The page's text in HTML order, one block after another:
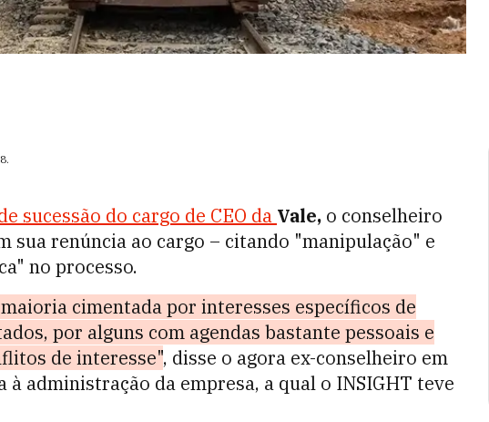
.
sucessão do cargo de CEO da Vale, o conselheiro
sua renúncia ao cargo – citando "manipulação" e
no processo.
cimentada por interesses específicos de
por alguns com agendas bastante pessoais e
de interesse", disse o agora ex-conselheiro em
administração da empresa, a qual o INSIGHT teve